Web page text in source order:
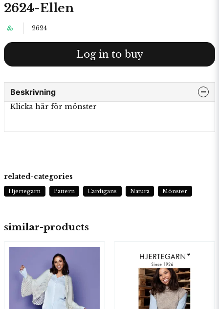
2624-Ellen
2624
Log in to buy
Beskrivning
Klicka här för mönster
similar-products
related-categories
Hjertegarn Pattern Cardigans Natura Mönster